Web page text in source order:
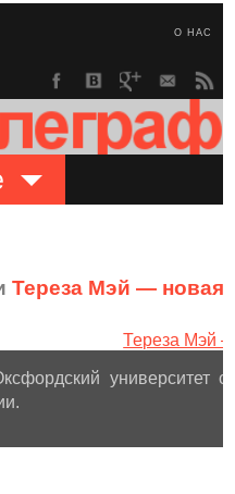
О НАС
Тереза Мэй — новая
университет